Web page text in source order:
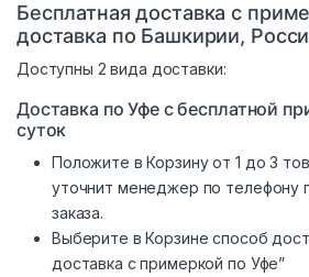
Бесплатная доставка с
доставка по Башкирии,
Доступны 2 вида доставки:
Доставка по Уфе с бесплатной
суток
Положите в Корзину от 1 до 3
уточнит менеджер по телефону
заказа.
Выберите в Корзине способ
доставка с примеркой по Уфе”